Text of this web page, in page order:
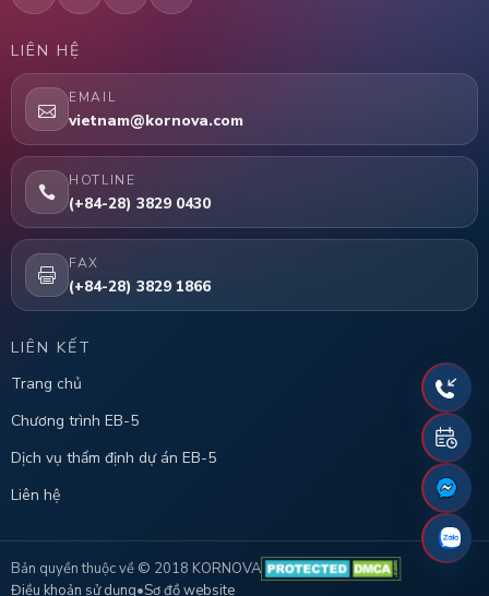
LIÊN HỆ
EMAIL
vietnam@kornova.com
HOTLINE
(+84-28) 3829 0430
FAX
(+84-28) 3829 1866
LIÊN KẾT
Trang chủ
Chương trình EB-5
Dịch vụ thẩm định dự án EB-5
Liên hệ
Bản quyền thuộc về © 2018 KORNOVA
Điều khoản sử dụng•Sơ đồ website